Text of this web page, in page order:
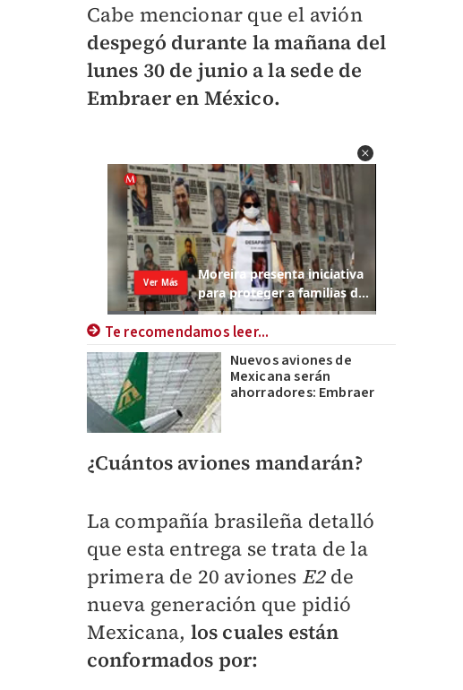
Cabe mencionar que el avión
despegó durante la mañana del
lunes 30 de junio a la sede de
Embraer en México.
Te recomendamos leer...
Nuevos aviones de
Mexicana serán
ahorradores: Embraer
¿Cuántos aviones mandarán?
La compañía brasileña detalló
que esta entrega se trata de la
primera de 20 aviones E2de
nueva generación que pidió
Mexicana, los cuales están
conformados por: